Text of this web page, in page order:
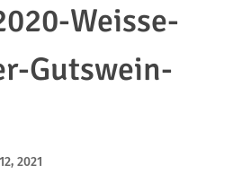
Weisse-
Gutswein-
2021